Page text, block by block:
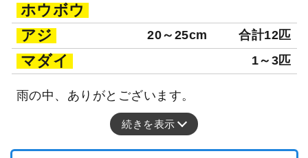
ホウボウ
アジ
20～25cm 合計12匹
マダイ 1～3匹
雨の中、ありがとございます。
続きを表示